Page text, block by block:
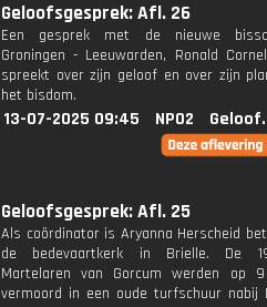
Geloofsgesprek: Afl. 26
Een gesprek met de nieuwe
Groningen - Leeuwarden, Ronald
spreekt over zijn geloof en over zijn
het bisdom.
13-07-2025 09:45 NPO2
Geloofsgesprek: Afl. 25
Als coördinator is Aryanna Herscheid
de bedevaartkerk in Brielle. De
Martelaren van Gorcum werden op
vermoord in een oude turfschuur nabij